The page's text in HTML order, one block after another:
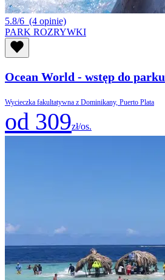
5.8/6 (4 opinie)
PARK ROZRYWKI
Ocean World - wstęp do parku
Wycieczka fakultatywna z Dominikany, Puerto Plata
od 309zł/os.